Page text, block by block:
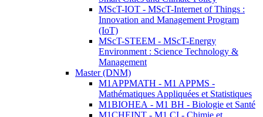
MScT-IOT - MScT-Internet of Things :
Innovation and Management Program
(IoT)
MScT-STEEM - MScT-Energy
Environment : Science Technology &
Management
Master (DNM)
M1APPMATH - M1 APPMS -
Mathématiques Appliquées et Statistiques
M1BIOHEA - M1 BH - Biologie et Santé
M1CHEINT - M1 CI - Chimie et